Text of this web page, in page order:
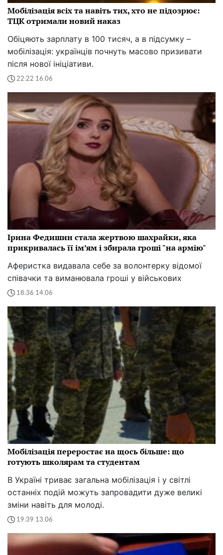
Мобілізація всіх та навіть тих, хто не підозрює:
ТЦК отримали новий наказ
Обіцяють зарплату в 100 тисяч, а в підсумку –
мобілізація: українців почнуть масово призивати
після нової ініціативи.
22:22 16.06
Ірина Федишин стала жертвою шахрайки, яка
прикривалась її ім’ям і збирала гроші "на армію"
Аферистка видавала себе за волонтерку відомої
співачки та виманювала гроші у військових
18:36 14.06
Мобілізація переростає на щось більше: що
готують школярам та студентам
В Україні триває загальна мобілізація і у світлі
останніх подій можуть запровадити дуже великі
зміни навіть для молоді.
19:39 13.06